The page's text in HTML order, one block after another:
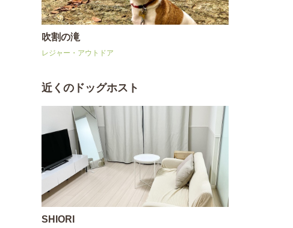
吹割の滝
レジャー・アウトドア
近くのドッグホスト
SHIORI